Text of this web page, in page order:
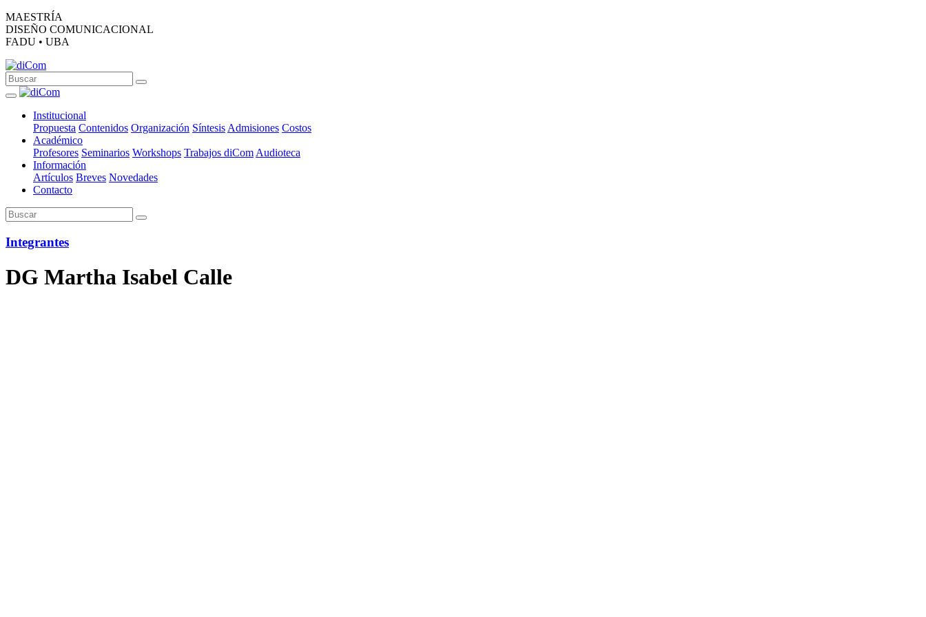
MAESTRÍA
DISEÑO COMUNICACIONAL
FADU • UBA
Institucional
Propuesta Contenidos Organización Síntesis Admisiones Costos
Académico
Profesores Seminarios Workshops Trabajos diCom Audioteca
Información
Artículos Breves Novedades
Contacto
Integrantes
DG Martha Isabel Calle